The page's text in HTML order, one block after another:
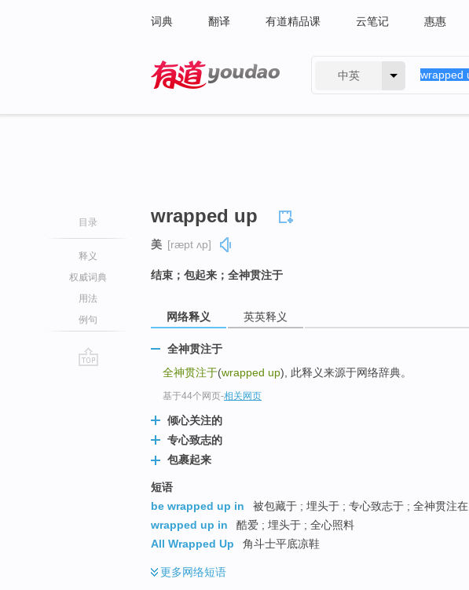
词典 翻译 有道精品课 云笔记 惠惠
中英
目录
释义
权威词典
用法
例句
wrapped up
美 [ræpt ʌp]
结束；包起来；全神贯注于
网络释义 英英释义
全神贯注于
全神贯注于(wrapped up), 此释义来源于网络辞典。
基于44个网页-相关网页
倾心关注的
专心致志的
包裹起来
短语
be wrapped up in
被包藏于 ; 埋头于 ; 专心致志于 ; 全神贯注在
wrapped up in
酷爱 ; 埋头于 ; 全心照料
All Wrapped Up
角斗士平底凉鞋
更多网络短语